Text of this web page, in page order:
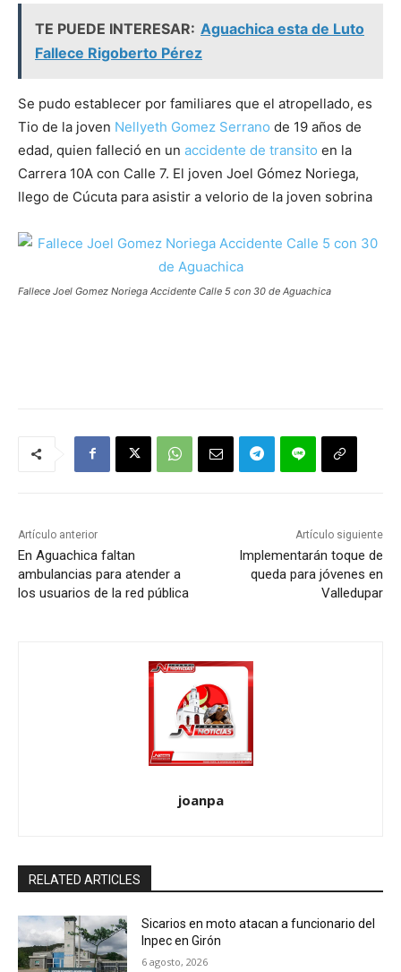
TE PUEDE INTERESAR: Aguachica esta de Luto
Fallece Rigoberto Pérez
Se pudo establecer por familiares que el atropellado, es
Tio de la joven Nellyeth Gomez Serrano de 19 años de
edad, quien falleció en un accidente de transito en la
Carrera 10A con Calle 7. El joven Joel Gómez Noriega,
llego de Cúcuta para asistir a velorio de la joven sobrina
Fallece Joel Gomez Noriega Accidente Calle 5 con 30 de Aguachica
Artículo anterior
En Aguachica faltan
ambulancias para atender a
los usuarios de la red pública
Artículo siguiente
Implementarán toque de
queda para jóvenes en
Valledupar
joanpa
RELATED ARTICLES
Sicarios en moto atacan a funcionario del
Inpec en Girón
6 agosto, 2026